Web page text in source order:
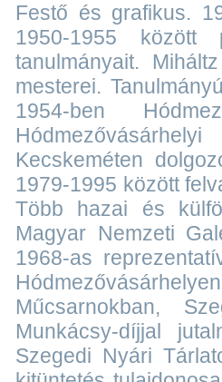
Festő és grafikus.
1950-1955 között
tanulmányait.
mesterei.
1954-ben
Kecskeméten
1979-1995 között
Több hazai és
Magyar Nemzeti
1968-as
Műcsarnokban,
Munkácsy-díjjal
Szegedi Nyári